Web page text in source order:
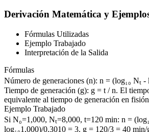
Derivación Matemática y
Fórmulas Utilizadas
Ejemplo Trabajado
Interpretación de la Salida
Fórmulas
Número de generaciones (n): n = (log₁₀ Nₜ -
Tiempo de generación (g): g = t / n. El
equivalente al tiempo de generación en
Ejemplo Trabajado
Si N₀=1,000, Nₜ=8,000, t=120 min: n =
log₁₀1,000)/0.3010 = 3. g = 120/3 = 40 min/